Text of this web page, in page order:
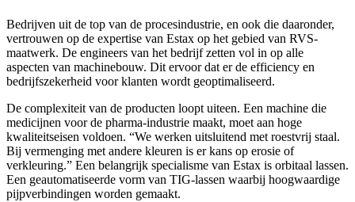
Bedrijven uit de top van de procesindustrie, en ook die daaronder,
vertrouwen op de expertise van Estax op het gebied van RVS-
maatwerk. De engineers van het bedrijf zetten vol in op alle
aspecten van machinebouw. Dit ervoor dat er de efficiency en
bedrijfszekerheid voor klanten wordt geoptimaliseerd.
De complexiteit van de producten loopt uiteen. Een machine die
medicijnen voor de pharma-industrie maakt, moet aan hoge
kwaliteitseisen voldoen. “We werken uitsluitend met roestvrij staal.
Bij vermenging met andere kleuren is er kans op erosie of
verkleuring.” Een belangrijk specialisme van Estax is orbitaal lassen.
Een geautomatiseerde vorm van TIG-lassen waarbij hoogwaardige
pijpverbindingen worden gemaakt.